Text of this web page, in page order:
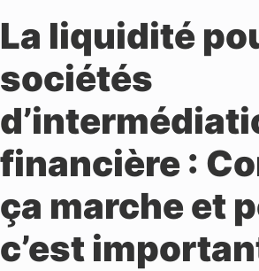
La liquidité
sociétés
financière :
ça marche et
c’est